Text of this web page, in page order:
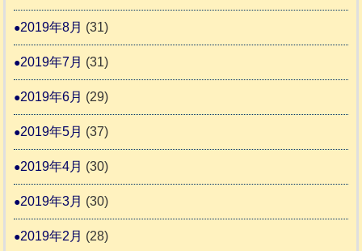
2019年8月 (31)
2019年7月 (31)
2019年6月 (29)
2019年5月 (37)
2019年4月 (30)
2019年3月 (30)
2019年2月 (28)